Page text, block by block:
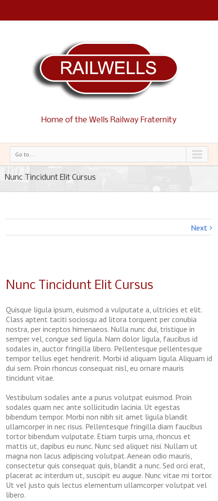
Home of the Wells Railway Fraternity
Go to...
Nunc Tincidunt Elit Cursus
Next
Nunc Tincidunt Elit Cursus
Quisque ligula ipsum, euismod a vulputate a, ultricies et elit.
Class aptent taciti sociosqu ad litora torquent per conubia
nostra, per inceptos himenaeos. Nulla nunc dui, tristique in
semper vel, congue sed ligula. Nam dolor ligula, faucibus id
sodales in, auctor fringilla libero. Pellentesque pellentesque
tempor tellus eget hendrerit. Morbi id aliquam ligula. Aliquam id
dui sem. Proin rhoncus consequat nisl, eu ornare mauris
tincidunt vitae.
Vestibulum sodales ante a purus volutpat euismod. Proin
sodales quam nec ante sollicitudin lacinia. Ut egestas
bibendum tempor. Morbi non nibh sit amet ligula blandit
ullamcorper in nec risus. Pellentesque fringilla diam faucibus
tortor bibendum vulputate. Etiam turpis urna, rhoncus et
mattis ut, dapibus eu nunc. Nunc sed aliquet nisi. Nullam ut
magna non lacus adipiscing volutpat. Aenean odio mauris,
consectetur quis consequat quis, blandit a nunc. Sed orci erat,
placerat ac interdum ut, suscipit eu augue. Nunc vitae mi tortor.
Ut vel justo quis lectus elementum ullamcorper volutpat vel
libero.